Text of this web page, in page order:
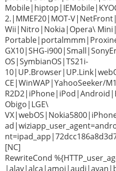
2.|MMEF20|MOT-
Wii|Nitro|Nokia|Opera\
GX10|SHG-
OS|SymbianOS|TS21i-
CE|WinWAP|YahooSeeker/
Obigo|LGE\
[NC]
RewriteCond